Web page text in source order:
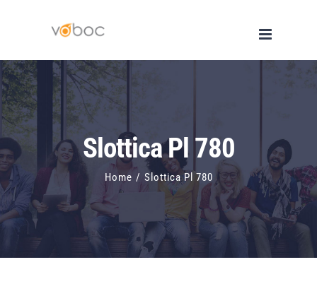
content
Slottica Pl 780
Home / Slottica Pl 780